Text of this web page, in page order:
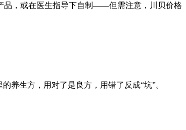
品，或在医生指导下自制——但需注意，川贝价格
养生方，用对了是良方，用错了反成“坑”。